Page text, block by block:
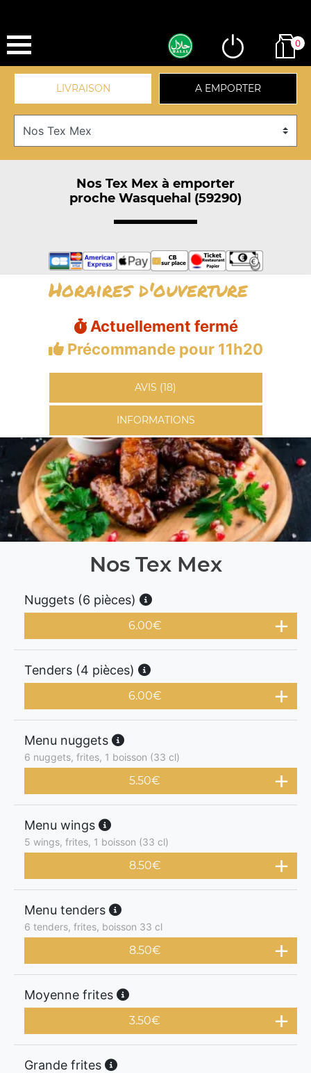
0
LIVRAISON A EMPORTER
Nos Tex Mex à emporter
proche Wasquehal (59290)
Horaires d'ouverture
Actuellement fermé
Précommande pour 11h20
AVIS (18)
INFORMATIONS
Nos Tex Mex
Nuggets (6 pièces)
6.00€
Tenders (4 pièces)
6.00€
Menu nuggets
6 nuggets, frites, 1 boisson (33 cl)
5.50€
Menu wings
5 wings, frites, 1 boisson (33 cl)
8.50€
Menu tenders
6 tenders, frites, boisson 33 cl
8.50€
Moyenne frites
3.50€
Grande frites